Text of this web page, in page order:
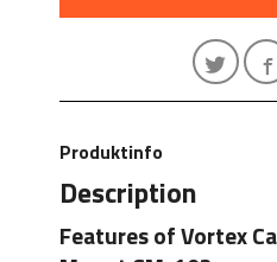
Produktinfo
Description
Features of Vortex